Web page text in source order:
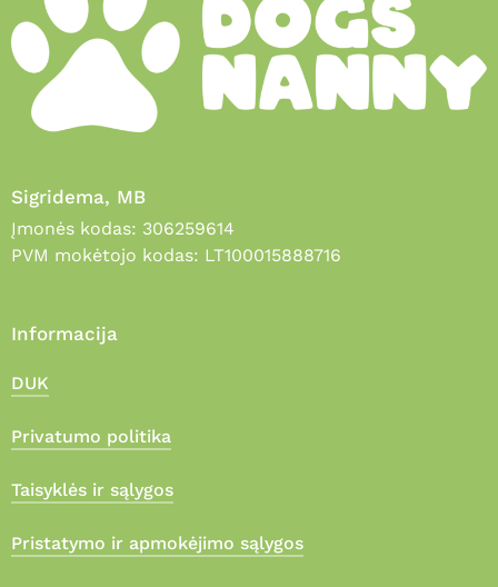
Sigridema, MB
Įmonės kodas: 306259614
PVM mokėtojo kodas: LT100015888716
Informacija
DUK
Privatumo politika
Taisyklės ir sąlygos
Pristatymo ir apmokėjimo sąlygos